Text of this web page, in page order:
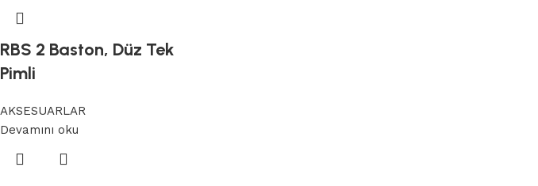
RBS 2 Baston, Düz Tek
Pimli
AKSESUARLAR
Devamını oku